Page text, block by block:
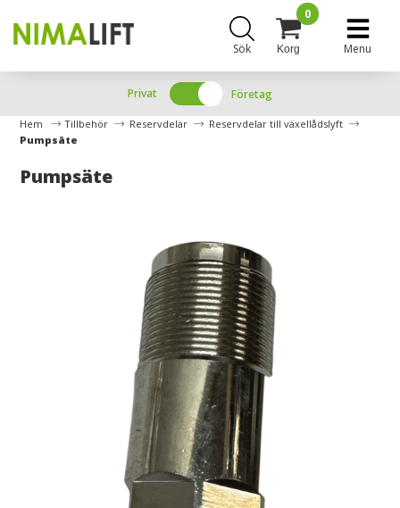
Sök Korg
0
Menu
Privat Företag
Hem Tillbehör Reservdelar
Reservdelar till växellådslyft
Pumpsäte
Pumpsäte